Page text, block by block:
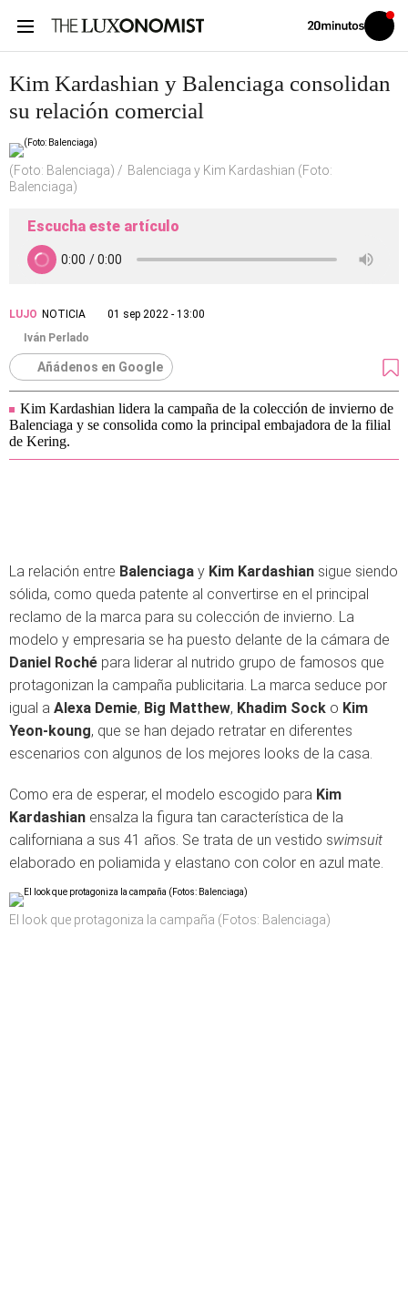
Volver
Iniciar
sesión
Kim Kardashian y Balenciaga consolidan
su relación comercial
(Foto: Balenciaga)
Balenciaga y Kim Kardashian (Foto:
Balenciaga)
Escucha este artículo
LUJO NOTICIA
01 sep 2022 - 13:00
Iván Perlado
Añádenos en Google
Kim Kardashian lidera la campaña de la colección de invierno de
Balenciaga y se consolida como la principal embajadora de la filial
de Kering.
La relación entre Balenciaga y Kim Kardashian sigue siendo
sólida, como queda patente al convertirse en el principal
reclamo de la marca para su colección de invierno. La
modelo y empresaria se ha puesto delante de la cámara de
Daniel Roché para liderar al nutrido grupo de famosos que
protagonizan la campaña publicitaria. La marca seduce por
igual a Alexa Demie, Big Matthew, Khadim Sock o Kim
Yeon-koung, que se han dejado retratar en diferentes
escenarios con algunos de los mejores looks de la casa.
Como era de esperar, el modelo escogido para Kim
Kardashian ensalza la figura tan característica de la
californiana a sus 41 años. Se trata de un vestido swimsuit
elaborado en poliamida y elastano con color en azul mate.
El look que protagoniza la campaña (Fotos: Balenciaga)